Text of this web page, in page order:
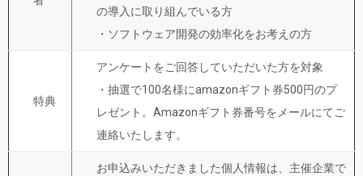
の導入に取り組んでいる方
・ソフトウェア開発の効率化をお考えの方
特典
アンケートをご回答していただいた方を対象
・抽選で100名様にamazonギフト券500円のプ
レゼント。Amazonギフト券番号をメールにてご
連絡いたします。
お申込みいただきました個人情報は、主催企業で